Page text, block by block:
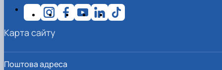
Поштова адреса
Карта сайту